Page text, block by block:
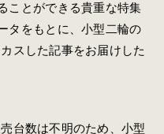
ことができる貴重な特集
タをもとに、小型二輪の
スした記事をお届けした
台数は不明のため、小型